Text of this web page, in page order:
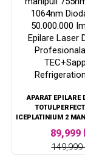
APARAT EPILARE
ICEPLATINIUM 2
808NM, 1064NM
50.000.000
LASER DEFINITIVA
89,999
149,999